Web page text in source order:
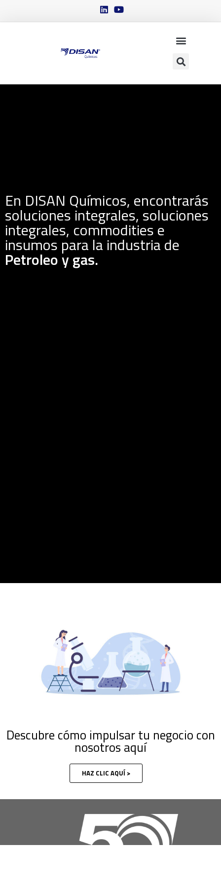
En DISAN Químicos, encontrarás
soluciones integrales, soluciones
integrales, commodities e
insumos para la industria de
Petroleo y gas.
Descubre cómo impulsar tu negocio con
nosotros aquí
HAZ CLIC AQUÍ >